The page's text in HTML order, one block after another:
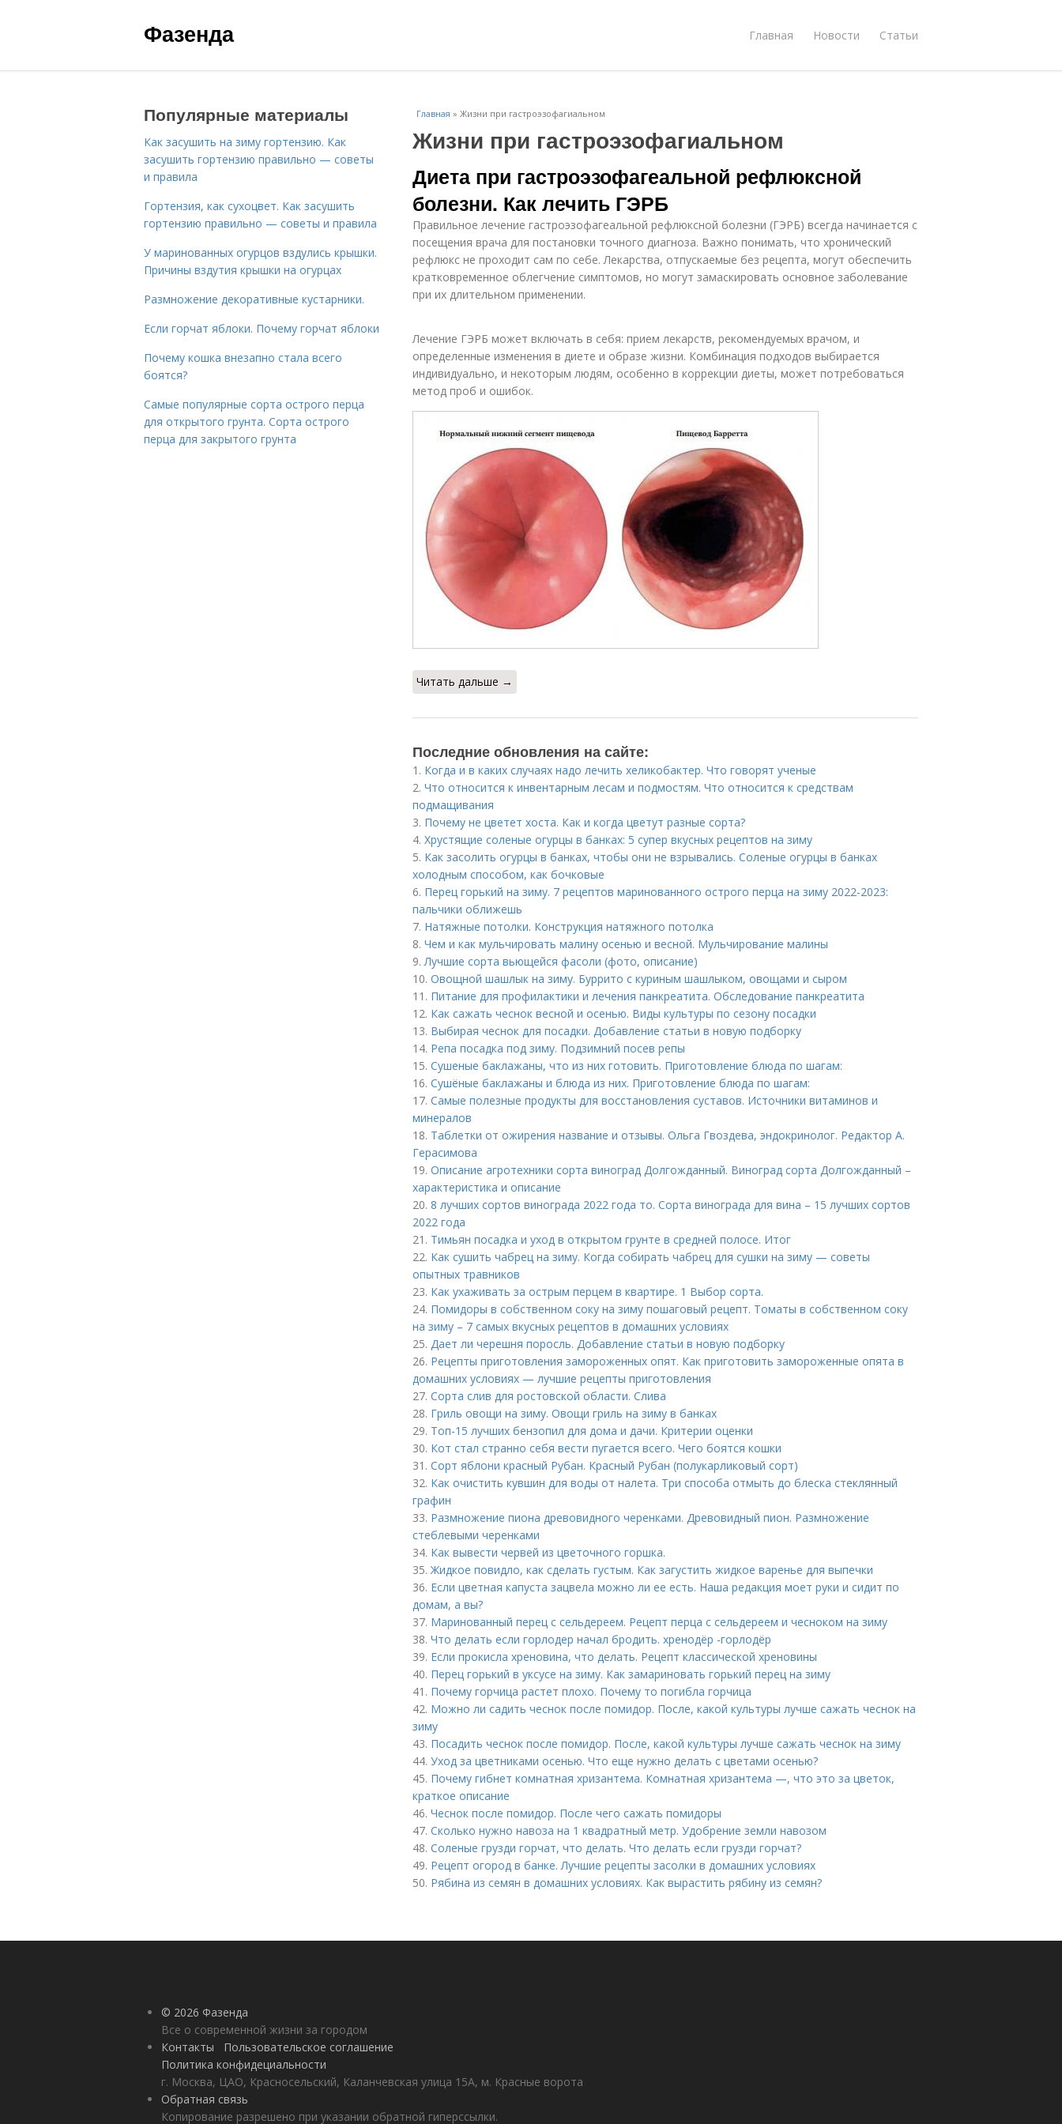
Фазенда Главная Новости Статьи
Главная » Жизни при гастроэзофагиальном
Жизни при гастроэзофагиальном
Диета при гастроэзофагеальной рефлюксной
болезни. Как лечить ГЭРБ
Правильное лечение гастроэзофагеальной рефлюксной болезни (ГЭРБ) всегда начинается с
посещения врача для постановки точного диагноза. Важно понимать, что хронический
рефлюкс не проходит сам по себе. Лекарства, отпускаемые без рецепта, могут обеспечить
кратковременное облегчение симптомов, но могут замаскировать основное заболевание
при их длительном применении.
Лечение ГЭРБ может включать в себя: прием лекарств, рекомендуемых врачом, и
определенные изменения в диете и образе жизни. Комбинация подходов выбирается
индивидуально, и некоторым людям, особенно в коррекции диеты, может потребоваться
метод проб и ошибок.
Читать дальше →
Последние обновления на сайте:
1. Когда и в каких случаях надо лечить хеликобактер. Что говорят ученые
2. Что относится к инвентарным лесам и подмостям. Что относится к средствам
подмащивания
3. Почему не цветет хоста. Как и когда цветут разные сорта?
4. Хрустящие соленые огурцы в банках: 5 супер вкусных рецептов на зиму
5. Как засолить огурцы в банках, чтобы они не взрывались. Соленые огурцы в банках
холодным способом, как бочковые
6. Перец горький на зиму. 7 рецептов маринованного острого перца на зиму 2022-2023:
пальчики оближешь
7. Натяжные потолки. Конструкция натяжного потолка
8. Чем и как мульчировать малину осенью и весной. Мульчирование малины
9.Лучшие сорта вьющейся фасоли (фото, описание)
10. Овощной шашлык на зиму. Буррито с куриным шашлыком, овощами и сыром
11. Питание для профилактики и лечения панкреатита. Обследование панкреатита
12. Как сажать чеснок весной и осенью. Виды культуры по сезону посадки
13. Выбирая чеснок для посадки. Добавление статьи в новую подборку
14. Репа посадка под зиму. Подзимний посев репы
15. Сушеные баклажаны, что из них готовить. Приготовление блюда по шагам:
16. Сушёные баклажаны и блюда из них. Приготовление блюда по шагам:
17. Самые полезные продукты для восстановления суставов. Источники витаминов и
минералов
18. Таблетки от ожирения название и отзывы. Ольга Гвоздева, эндокринолог. Редактор А.
Герасимова
19. Описание агротехники сорта виноград Долгожданный. Виноград сорта Долгожданный –
характеристика и описание
20. 8 лучших сортов винограда 2022 года то. Сорта винограда для вина – 15 лучших сортов
2022 года
21. Тимьян посадка и уход в открытом грунте в средней полосе. Итог
22. Как сушить чабрец на зиму. Когда собирать чабрец для сушки на зиму — советы
опытных травников
23. Как ухаживать за острым перцем в квартире. 1 Выбор сорта.
24. Помидоры в собственном соку на зиму пошаговый рецепт. Томаты в собственном соку
на зиму – 7 самых вкусных рецептов в домашних условиях
25. Дает ли черешня поросль. Добавление статьи в новую подборку
26. Рецепты приготовления замороженных опят. Как приготовить замороженные опята в
домашних условиях — лучшие рецепты приготовления
27. Сорта слив для ростовской области. Слива
28. Гриль овощи на зиму. Овощи гриль на зиму в банках
29. Топ-15 лучших бензопил для дома и дачи. Критерии оценки
30. Кот стал странно себя вести пугается всего. Чего боятся кошки
31. Сорт яблони красный Рубан. Красный Рубан (полукарликовый сорт)
32. Как очистить кувшин для воды от налета. Три способа отмыть до блеска стеклянный
графин
33. Размножение пиона древовидного черенками. Древовидный пион. Размножение
стеблевыми черенками
34. Как вывести червей из цветочного горшка.
35.Жидкое повидло, как сделать густым. Как загустить жидкое варенье для выпечки
36. Если цветная капуста зацвела можно ли ее есть. Наша редакция моет руки и сидит по
домам, а вы?
37. Маринованный перец с сельдереем. Рецепт перца с сельдереем и чесноком на зиму
38. Что делать если горлодер начал бродить. хренодёр -горлодёр
39. Если прокисла хреновина, что делать. Рецепт классической хреновины
40. Перец горький в уксусе на зиму. Как замариновать горький перец на зиму
41. Почему горчица растет плохо. Почему то погибла горчица
42. Можно ли садить чеснок после помидор. После, какой культуры лучше сажать чеснок на
зиму
43. Посадить чеснок после помидор. После, какой культуры лучше сажать чеснок на зиму
44. Уход за цветниками осенью. Что еще нужно делать с цветами осенью?
45. Почему гибнет комнатная хризантема. Комнатная хризантема —, что это за цветок,
краткое описание
46. Чеснок после помидор. После чего сажать помидоры
47. Сколько нужно навоза на 1 квадратный метр. Удобрение земли навозом
48. Соленые грузди горчат, что делать. Что делать если грузди горчат?
49. Рецепт огород в банке. Лучшие рецепты засолки в домашних условиях
50. Рябина из семян в домашних условиях. Как вырастить рябину из семян?
Популярные материалы
Как засушить на зиму гортензию. Как
засушить гортензию правильно — советы
и правила
Гортензия, как сухоцвет. Как засушить
гортензию правильно — советы и правила
У маринованных огурцов вздулись крышки.
Причины вздутия крышки на огурцах
Размножение декоративные кустарники.
Если горчат яблоки. Почему горчат яблоки
Почему кошка внезапно стала всего
боятся?
Самые популярные сорта острого перца
для открытого грунта. Сорта острого
перца для закрытого грунта
© 2026 Фазенда
Все о современной жизни за городом
Контакты
Пользовательское соглашение
Политика конфидециальности
г. Москва, ЦАО, Красносельский, Каланчевская улица 15А, м. Красные ворота
Обратная связь
Копирование разрешено при указании обратной гиперссылки.